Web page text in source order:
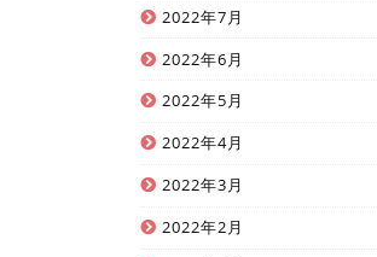
2022年7月
2022年6月
2022年5月
2022年4月
2022年3月
2022年2月